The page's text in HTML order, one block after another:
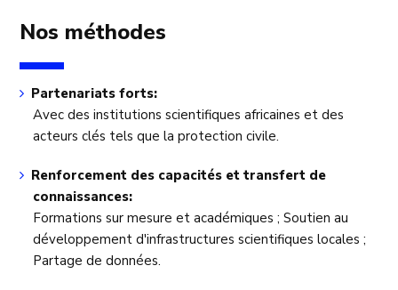
Nos méthodes
Partenariats forts:
Avec des institutions scientifiques africaines et des
acteurs clés tels que la protection civile.
Renforcement des capacités et transfert de
connaissances:
Formations sur mesure et académiques ; Soutien au
développement d'infrastructures scientifiques locales ;
Partage de données.